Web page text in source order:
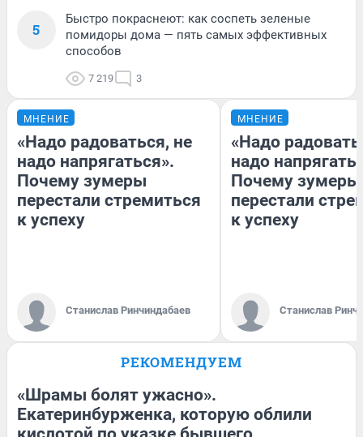
5
Быстро покраснеют: как соспеть зеленые
помидоры дома — пять самых эффективных
способов
7 219 3
МНЕНИЕ
«Надо радоваться, не
надо напрягаться».
Почему зумеры
перестали стремиться
к успеху
Станислав Ринчиндабаев
МНЕНИЕ
«Надо
надо
Почему зумеры
перестали
к успеху
Станислав
РЕКОМЕНДУЕМ
«Шрамы болят ужасно».
Екатеринбурженка, которую облили